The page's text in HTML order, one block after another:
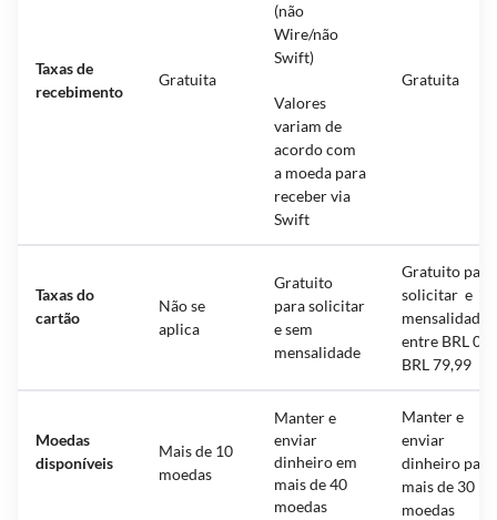
Taxas de
recebimento
Gratuita
(não
Wire/não
Swift)
Valores
variam de
acordo com
a moeda para
receber via
Swift
Gratuita
Taxas do
cartão
Não se
aplica
Gratuito
para solicitar
e sem
mensalidade
Gratuito para
solicitar e
mensalidade
entre BRL 0 a
BRL 79,99
Moedas
disponíveis
Mais de 10
moedas
Manter e
enviar
dinheiro em
mais de 40
moedas
Manter e
enviar
dinheiro para
mais de 30
moedas